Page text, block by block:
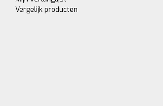
Vergelijk producten